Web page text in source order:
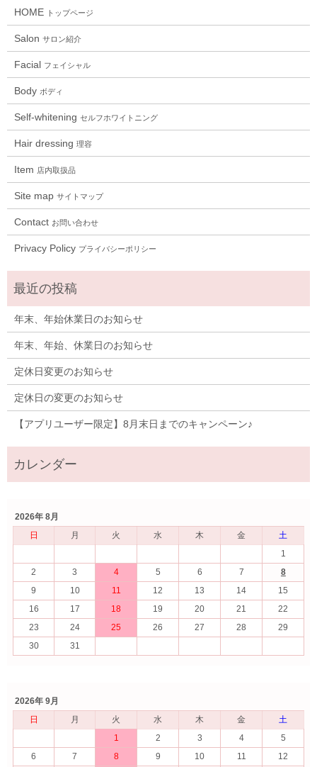
HOME トップページ
Salon サロン紹介
Facial フェイシャル
Body ボディ
Self-whitening セルフホワイトニング
Hair dressing 理容
Item 店内取扱品
Site map サイトマップ
Contact お問い合わせ
Privacy Policy プライバシーポリシー
年末、年始休業日のお知らせ
年末、年始、休業日のお知らせ
定休日変更のお知らせ
定休日の変更のお知らせ
【アプリユーザー限定】8月末日までのキャンペーン♪
2026年 8月
日
月 火 水 木 金
土
1
2
3 4 5 6 7
8
9
10 11 12 13 14
15
16
17 18 19 20 21
22
23
24 25 26 27 28
29
30
31
2026年 9月
日
月 火 水 木 金
土
1
2 3 4
5
6
7 8 9 10 11 12